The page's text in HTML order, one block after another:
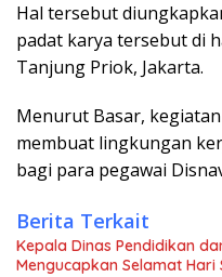
Hal tersebut
padat karya tersebut di
Tanjung Priok, Jakarta.
Menurut Basar,
membuat lingkungan
bagi para pegawai
Berita Terkait
Kepala Dinas Pendidikan
Mengucapkan Selamat Hari